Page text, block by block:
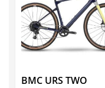
BMC URS TWO